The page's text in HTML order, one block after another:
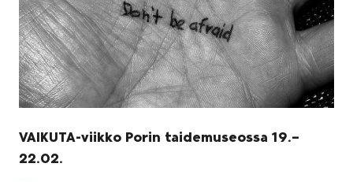
VAIKUTA-viikko Porin taidemuseossa 19.–
22.02.